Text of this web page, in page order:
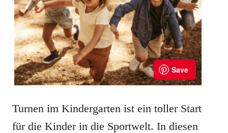
Turnen im Kindergarten ist ein toller Start
für die Kinder in die Sportwelt. In diesen